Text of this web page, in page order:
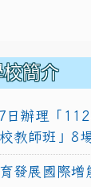
校簡介
辦理「
教師班」8
發展國際增